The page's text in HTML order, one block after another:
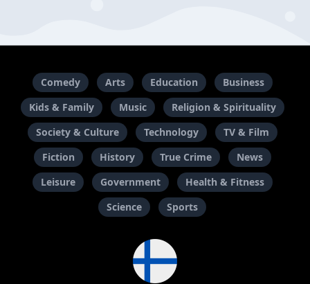
Comedy Arts Education
Business
Kids & Family
Music
Religion & Spirituality
Society & Culture
Technology
TV & Film
Fiction
History True Crime
News
Leisure
Government
Health & Fitness
Science
Sports